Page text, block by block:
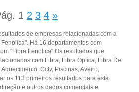
1 2 3 4 »
de empresas relacionadas com a
Há 16 departamentos com
"Fibra Fenolica".Os resultados que
com Fibra, Fibra Optica, Fibra De
Cctv, Piscinas, Aveiro,
os 113 primeiros resultados para esta
e outros dados comerciais e